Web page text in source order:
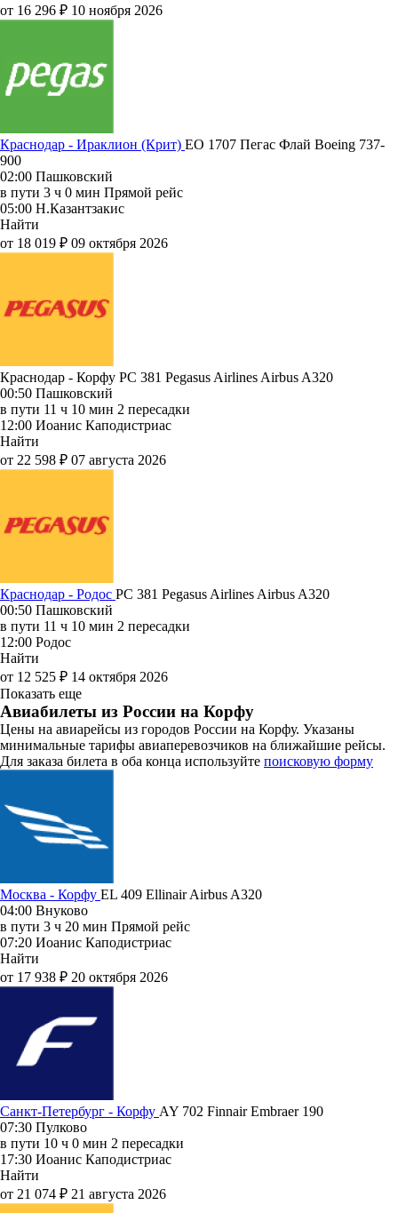
от 16 296 ₽ 10 ноября 2026
Краснодар - Ираклион (Крит) EO 1707 Пегас Флай Boeing 737-
900
02:00 Пашковский
в пути 3 ч 0 мин Прямой рейс
05:00 Н.Казантзакис
Найти
от 18 019 ₽ 09 октября 2026
Краснодар - Корфу PC 381 Pegasus Airlines Airbus A320
00:50 Пашковский
в пути 11 ч 10 мин 2 пересадки
12:00 Иоанис Каподистриас
Найти
от 22 598 ₽ 07 августа 2026
Краснодар - Родос PC 381 Pegasus Airlines Airbus A320
00:50 Пашковский
в пути 11 ч 10 мин 2 пересадки
12:00 Родос
Найти
от 12 525 ₽ 14 октября 2026
Показать еще
Авиабилеты из России на Корфу
Цены на авиарейсы из городов России на Корфу. Указаны
минимальные тарифы авиаперевозчиков на ближайшие рейсы.
Для заказа билета в оба конца используйте поисковую форму
Москва - Корфу EL 409 EllinairAirbus A320
04:00 Внуково
в пути 3 ч 20 мин Прямой рейс
07:20 Иоанис Каподистриас
Найти
от 17 938 ₽ 20 октября 2026
Санкт-Петербург - Корфу AY 702 FinnairEmbraer 190
07:30 Пулково
в пути 10 ч 0 мин 2 пересадки
17:30 Иоанис Каподистриас
Найти
от 21 074 ₽ 21 августа 2026